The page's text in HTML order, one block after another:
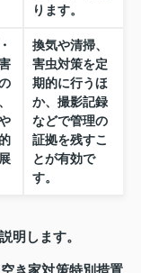
ります。
換気や清掃、
害虫対策を定
期的に行うほ
か、撮影記録
などで管理の
証拠を残すこ
とが有効で
す。
明します。